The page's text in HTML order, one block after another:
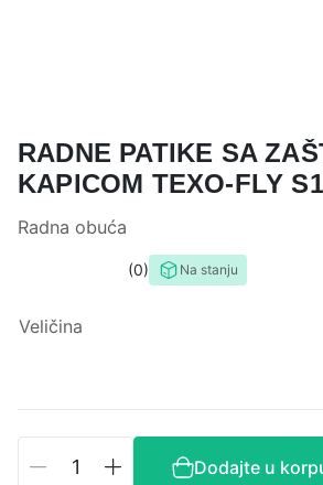
RADNE PATIKE SA
KAPICOM TEXO-FLY S1
Radna obuća
0 Na stanju
Veličina
Radne
patike
Dodajte u